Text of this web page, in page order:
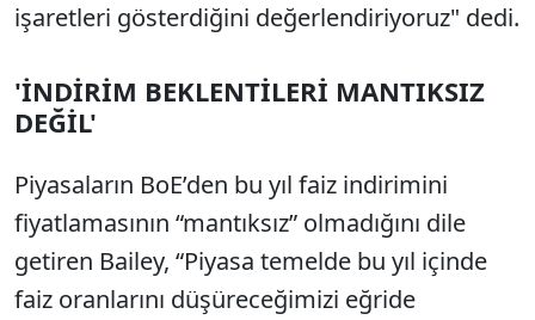
işaretleri gösterdiğini değerlendiriyoruz" dedi.
'İNDİRİM BEKLENTİLERİ MANTIKSIZ
DEĞİL'
Piyasaların BoE’den bu yıl faiz indirimini
fiyatlamasının “mantıksız” olmadığını dile
getiren Bailey, “Piyasa temelde bu yıl içinde
faiz oranlarını düşüreceğimizi eğride